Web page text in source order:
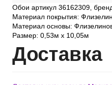
Обои артикул 36162309,
Материал покрытия:
Материал основы:
Размер: 0,53м x 10,05м
Доставка